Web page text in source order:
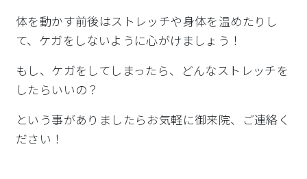
体を動かす前後はストレッチや身体を温めたりし
て、 ケガをしないように心がけましょう！
もし、ケガをしてしまったら、どんなストレッチを
したらいいの？
という事がありましたらお気軽に御来院、ご連絡く
ださい！